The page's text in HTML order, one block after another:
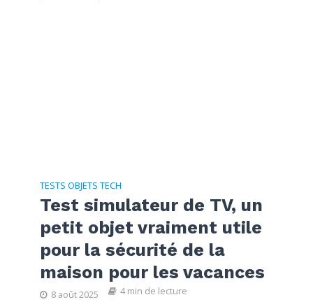
TESTS OBJETS TECH
Test simulateur de TV, un
petit objet vraiment utile
pour la sécurité de la
maison pour les vacances
8 août 2025 4 min de lecture